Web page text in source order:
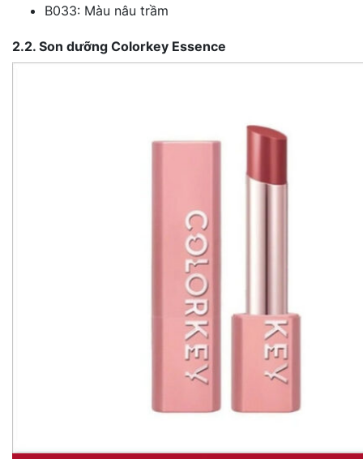
B033: Màu nâu trầm
2.2. Son dưỡng Colorkey Essence